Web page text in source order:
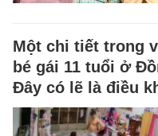
Một chi tiết trong
bé gái 11 tuổi ở
Đây có lẽ là điều